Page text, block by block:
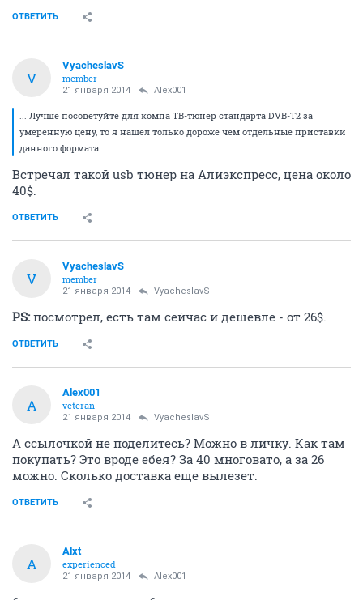
ОТВЕТИТЬ
V
VyacheslavS
member
21 января 2014 Alex001
... Лучше посоветуйте для компа ТВ-тюнер стандарта DVB-T2 за
умеренную цену, то я нашел только дороже чем отдельные приставки
данного формата...
Встречал такой usb тюнер на Алиэкспресс, цена около
40$.
ОТВЕТИТЬ
V
VyacheslavS
member
21 января 2014 VyacheslavS
PS:посмотрел, есть там сейчас и дешевле - от 26$.
ОТВЕТИТЬ
A
Alex001
veteran
21 января 2014 VyacheslavS
А ссылочкой не поделитесь? Можно в личку. Как там
покупать? Это вроде ебея? За 40 многовато, а за 26
можно. Сколько доставка еще вылезет.
ОТВЕТИТЬ
A
Alxt
experienced
21 января 2014 Alex001